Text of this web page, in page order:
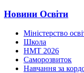
Новини Освіти
Міністерство
Школа
НМТ 2026
Саморозвиток
Навчання за